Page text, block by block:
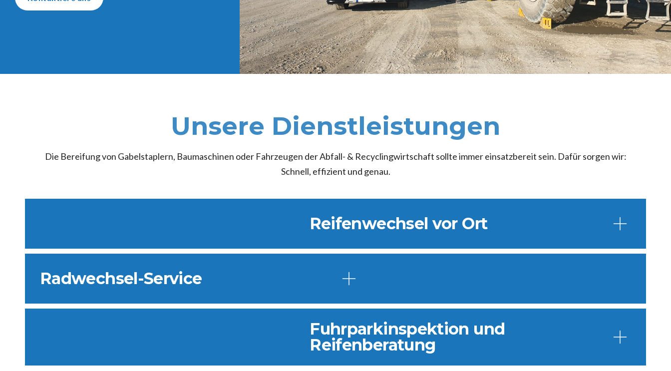
Unsere Dienstleistungen
Die Bereifung von Gabelstaplern, Baumaschinen oder Fahrzeugen der Abfall- & Recyclingwirtschaft sollte immer einsatzbereit sein. Dafür sorgen wir:
Schnell, effizient und genau.
Reifenwechsel vor Ort
Radwechsel-Service
Fuhrparkinspektion und
Reifenberatung